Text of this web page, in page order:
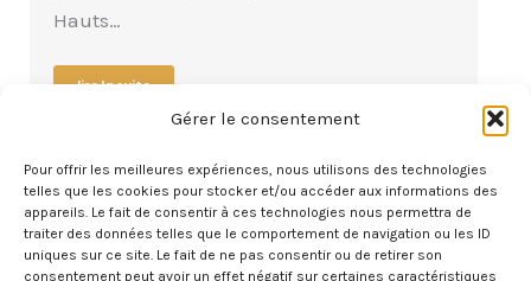
Gérer le consentement
Pour offrir les meilleures expériences, nous utilisons des technologies
telles que les cookies pour stocker et/ou accéder aux informations des
appareils. Le fait de consentir à ces technologies nous permettra de
traiter des données telles que le comportement de navigation ou les ID
uniques sur ce site. Le fait de ne pas consentir ou de retirer son
consentement peut avoir un effet négatif sur certaines caractéristiques
Hauts…
lire la suite